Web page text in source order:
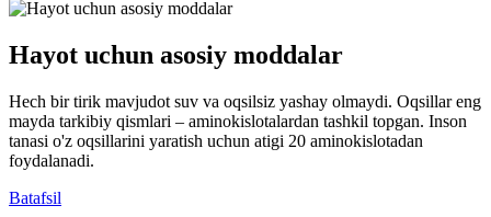
Hayot uchun asosiy moddalar
Hech bir tirik mavjudot suv va oqsilsiz yashay olmaydi. Oqsillar eng
mayda tarkibiy qismlari – aminokislotalardan tashkil topgan. Inson
tanasi o'z oqsillarini yaratish uchun atigi 20 aminokislotadan
foydalanadi.
Batafsil